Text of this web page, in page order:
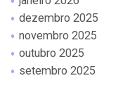
dezembro 2025
novembro 2025
outubro 2025
setembro 2025